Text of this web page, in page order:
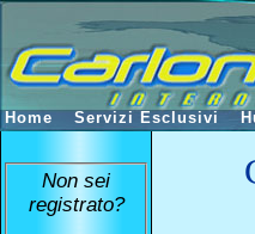
Non sei
registrato?
Home Servizi Esclusivi